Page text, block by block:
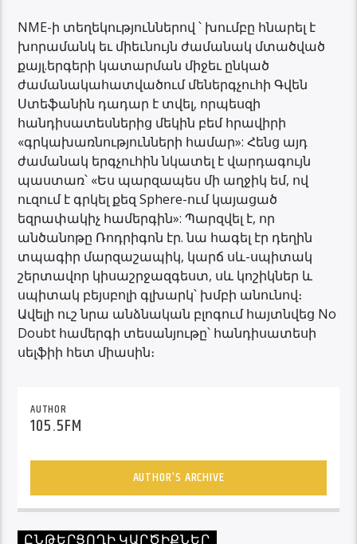
NME-ի տեղեկություններով ՝ խումբը հնարել է
խորամանկ եւ միեւնույն ժամանակ մտածված
քայլ.երգերի կատարման միջեւ ընկած
ժամանակահատվածում մեներգչուհի Գվեն
Ստեֆանին դադար է տվել, որպեսզի
հանդիսատեսներից մեկին բեմ հրավիրի
«գրկախառնությունների համար»: Հենց այդ
ժամանակ երգչուհին նկատել է վարդագույն
պաստառ՝ «Ես պարզապես մի աղջիկ եմ, ով
ուզում է գրկել քեզ Sphere-ում կայացած
եզրափակիչ համերգին»: Պարզվել է, որ
անծանոթը Ռոդրիգոն էր. նա հագել էր դեղին
տպագիր մարզաշապիկ, կարճ սև-սպիտակ
շերտավոր կիսաշրջազգեստ, սև կոշիկներ և
սպիտակ բեյսբոլի գլխարկ՝ խմբի անունով։
Ավելի ուշ նրա անձնական բլոգում հայտնվեց No
Doubt համերգի տեսանյութը՝ հանդիսատեսի
սելֆիի հետ միասին։
AUTHOR
105.5FM
AUTHOR'S ARCHIVE